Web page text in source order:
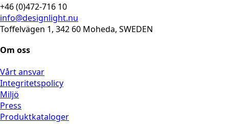
+46 (0)472-716 10
info@designlight.nu
Toffelvägen 1, 342 60 Moheda, SWEDEN
Om oss
Vårt ansvar
Integritetspolicy
Miljö
Press
Produktkataloger